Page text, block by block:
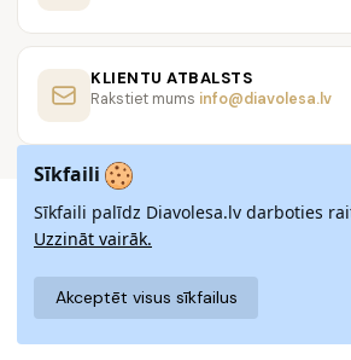
KLIENTU ATBALSTS
Rakstiet mums info@diavolesa.lv
Sīkfaili
Sīkfaili palīdz Diavolesa.lv darboties
Uzzināt vairāk.
Akceptēt visus sīkfailus